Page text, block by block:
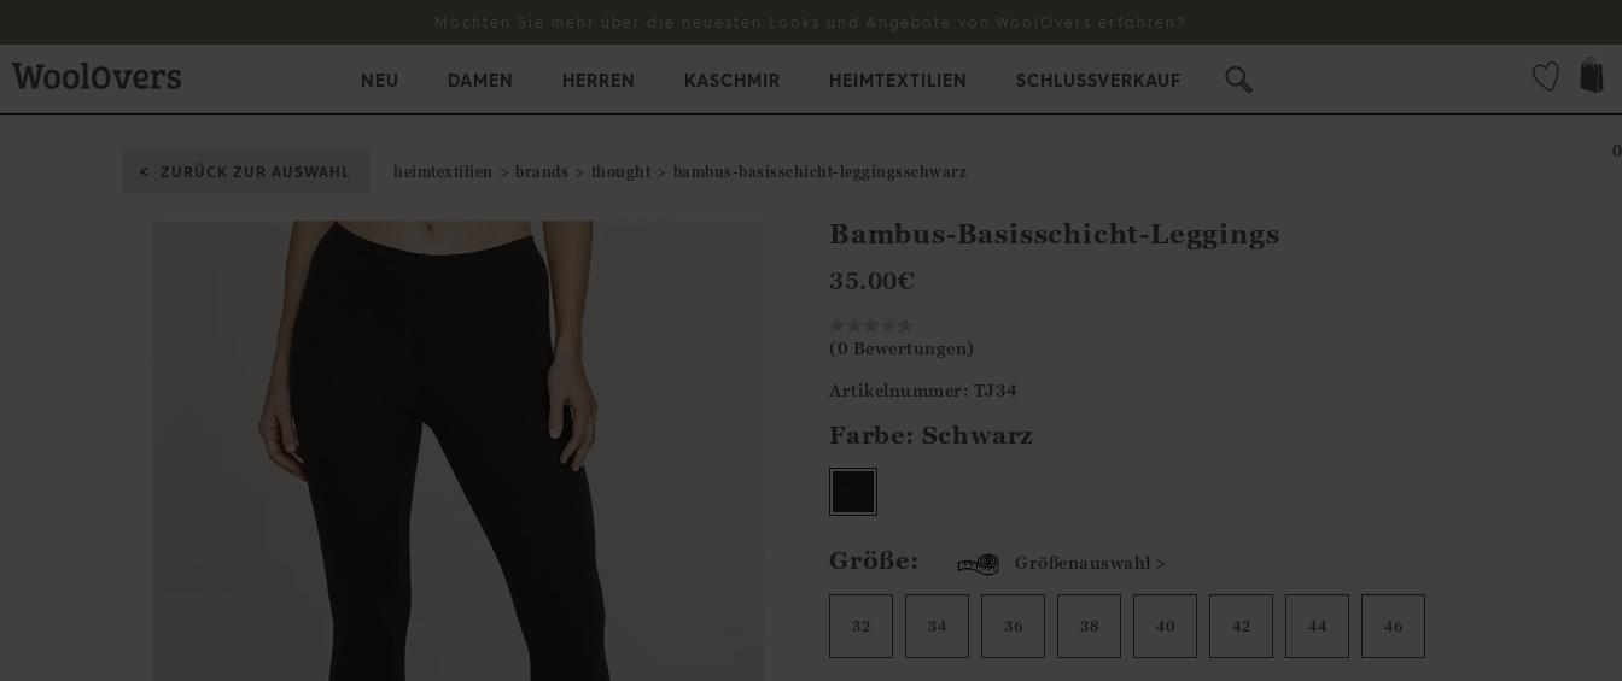
Möchten Sie mehr über die neuesten Looks und Angebote von WoolOvers erfahren?
0
NEU DAMEN HERREN KASCHMIR HEIMTEXTILIEN SCHLUSSVERKAUF
ZURÜCK ZUR AUSWAHL heimtextilien brands thought bambus-basisschicht-leggingsschwarz
Bambus-Basisschicht-Leggings
35.00€
(0 Bewertungen)
Artikelnummer: TJ34
Farbe: Schwarz
Größe: Größenauswahl >
32 34 36 38 40 42 44 46